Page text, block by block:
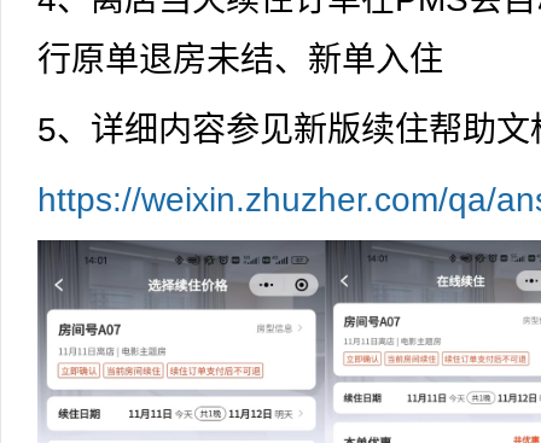
行原单退房未结、新单入住
5、详细内容参见新版续住帮助文
https://weixin.zhuzher.com/qa/